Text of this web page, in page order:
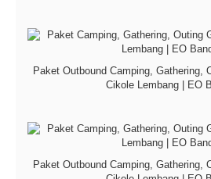
Paket Outbound Camping, Gathering,
Cikole Lembang | EO
Paket Outbound Camping, Gathering,